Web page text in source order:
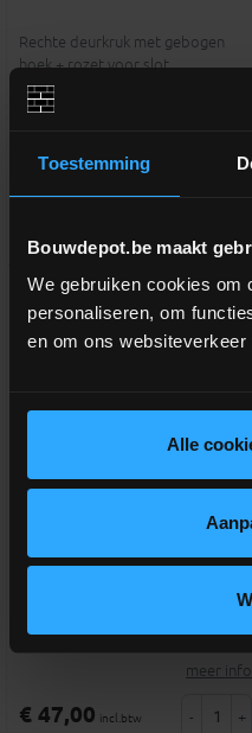
Toestemming
Bouwdepot.be maakt
We gebruiken cookies om
personaliseren, om
en om ons websiteverkeer
Alle
Rechte deurkruk met gebogen
hoek + rozet voor slot
Vergelijken
meer info
€ 47,00 incl.btw - +